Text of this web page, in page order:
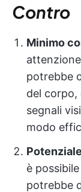
Contro
Minimo
potrebbe
del corpo,
segnali
modo
è
potrebbe